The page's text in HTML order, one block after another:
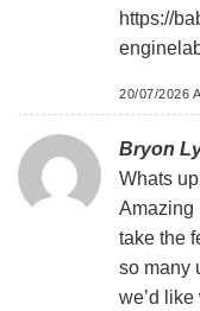
https://
20/07/2026
Bryon
Whats
Amazing
take the
so many
we’d